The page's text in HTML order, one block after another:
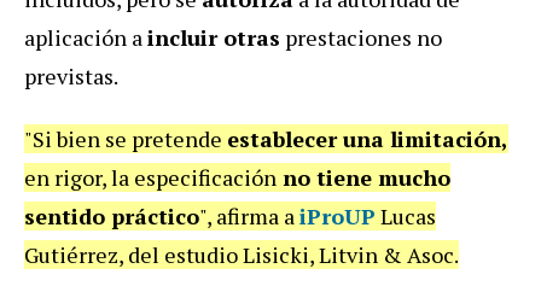
aplicación a incluir otras prestaciones no
previstas.
"Si bien se pretende establecer una limitación,
en rigor, la especificación no tiene mucho
sentido práctico", afirma a iProUP Lucas
Gutiérrez, del estudio Lisicki, Litvin & Asoc.